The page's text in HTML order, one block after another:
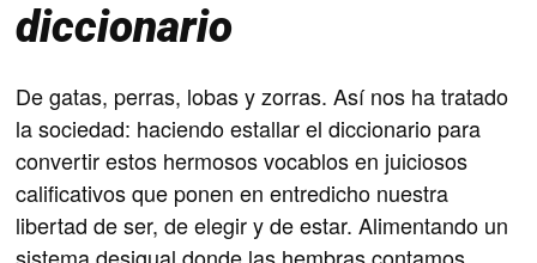
diccionario
De gatas, perras, lobas y zorras. Así nos ha tratado
la sociedad: haciendo estallar el diccionario para
convertir estos hermosos vocablos en juiciosos
calificativos que ponen en entredicho nuestra
libertad de ser, de elegir y de estar. Alimentando un